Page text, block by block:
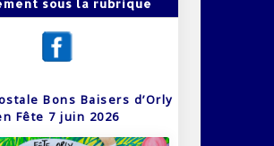
sous la rubrique
Bons Baisers d’Orly
Fête 7 juin 2026